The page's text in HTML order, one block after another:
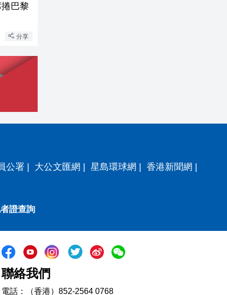
巴黎
分享
公署 大公文匯網 星島環球網 香港新聞網
證查詢
聯絡我們
電話：（香港）852-2564 0768